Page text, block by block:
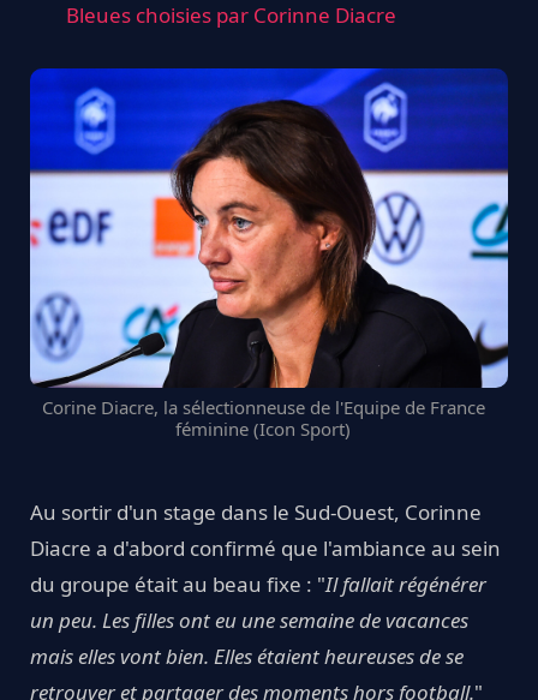
Bleues choisies par Corinne Diacre
Corine Diacre, la sélectionneuse de l'Equipe de France
féminine (Icon Sport)
Au sortir d'un stage dans le Sud-Ouest, Corinne
Diacre a d'abord confirmé que l'ambiance au sein
du groupe était au beau fixe : "Il fallait régénérer
un peu. Les filles ont eu une semaine de vacances
mais elles vont bien. Elles étaient heureuses de se
retrouver et partager des moments hors football."